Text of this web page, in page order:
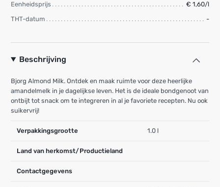
Eenheidsprijs
€ 1,60/l
THT-datum
-
Beschrijving
Bjorg Almond Milk. Ontdek en maak ruimte voor deze heerlijke
amandelmelk in je dagelijkse leven. Het is de ideale bondgenoot van
ontbijt tot snack om te integreren in al je favoriete recepten. Nu ook
suikervrij!
Verpakkingsgrootte 1.0 l
Land van herkomst/Productieland
Contactgegevens